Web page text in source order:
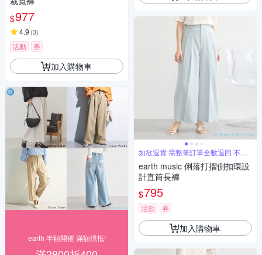
$977
4.9 (3)
活動 券
加入購物車
earth 半額開催 滿額現抵!
如欲退貨 需整筆訂單全數退回 不能
單退
earth music 俐落打摺側扣環設
計直筒長褲
$795
活動 券
加入購物車